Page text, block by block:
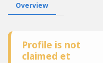
Overview
Profile is not
claimed et